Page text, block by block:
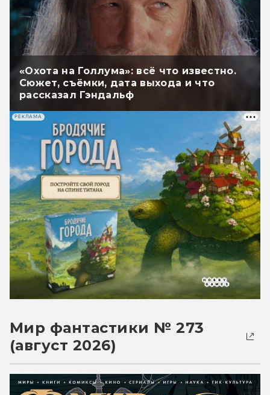
«Охота на Голлума»: всё что известно.
Сюжет, съёмки, дата выхода и что
рассказал Гэндальф
РЕКЛАМА
Мир фантастики № 273
(август 2026)